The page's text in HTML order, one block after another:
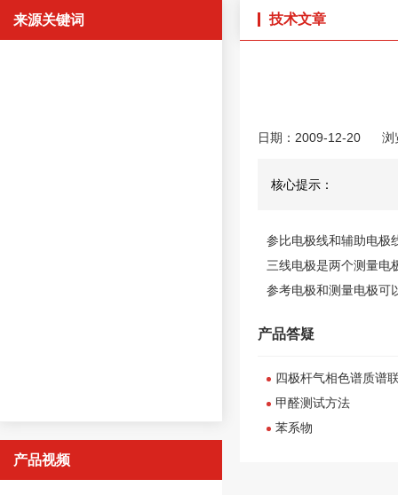
来源关键词
产品视频
技术文章
日期：2009-12-20 浏
核心提示：
参比电极线和辅助电极
三线电极是两个测量电
参考电极和测量电极可
产品答疑
四极杆气相色谱质谱
甲醛测试方法
苯系物